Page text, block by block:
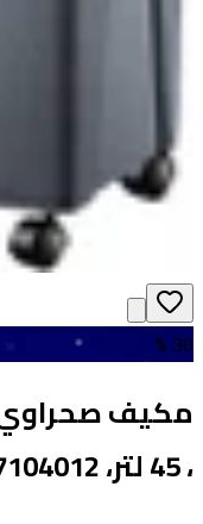
30 %
، 45 لتر، 807104012 - ابيض رمادي